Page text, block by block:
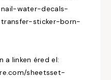
nail-water-decals-
transfer-sticker-born-
a linken éred el:
sheetsset-